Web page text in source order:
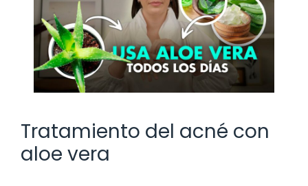
Tratamiento del acné con
aloe vera